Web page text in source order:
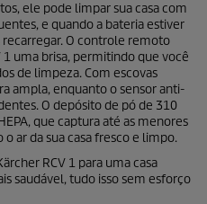
ele pode limpar sua casa com
e quando a bateria estiver
recarregar. O controle remoto
uma brisa, permitindo que você
de limpeza. Com escovas
ampla, enquanto o sensor anti-
O depósito de pó de 310
que captura até as menores
ar da sua casa fresco e limpo.
RCV 1 para uma casa
saudável, tudo isso sem esforço